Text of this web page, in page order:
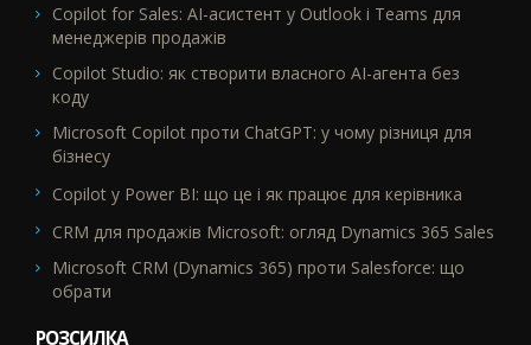
Copilot for Sales: AI-асистент у Outlook і Teams для
менеджерів продажів
Copilot Studio: як створити власного AI-агента без
коду
Microsoft Copilot проти ChatGPT: у чому різниця для
бізнесу
Copilot у Power BI: що це і як працює для керівника
CRM для продажів Microsoft: огляд Dynamics 365 Sales
Microsoft CRM (Dynamics 365) проти Salesforce: що
обрати
РОЗСИЛКА